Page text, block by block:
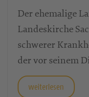
Der ehemalige
Landeskirche
schwerer
der vor seinem
weiterlesen